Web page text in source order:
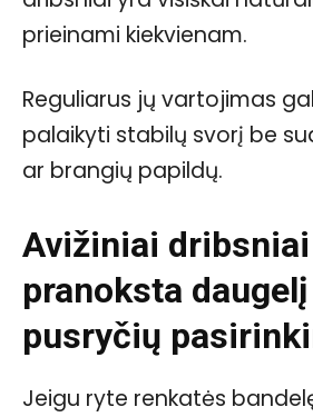
prieinami kiekvienam.
Reguliarus jų vartojimas
palaikyti stabilų svorį be
ar brangių papildų.
Avižiniai dribsniai
pranoksta
pusryčių
Jeigu ryte renkatės